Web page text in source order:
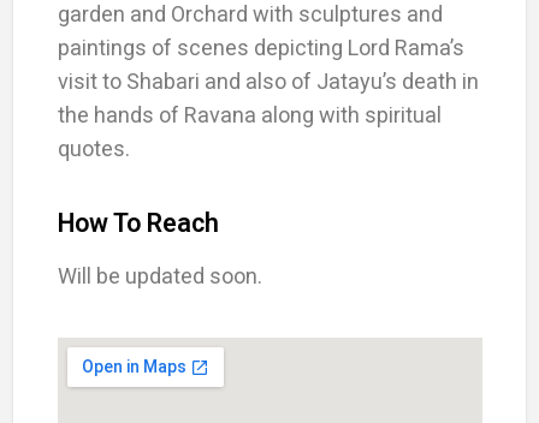
garden and Orchard with sculptures and
paintings of scenes depicting Lord Rama’s
visit to Shabari and also of Jatayu’s death in
the hands of Ravana along with spiritual
quotes.
How To Reach
Will be updated soon.